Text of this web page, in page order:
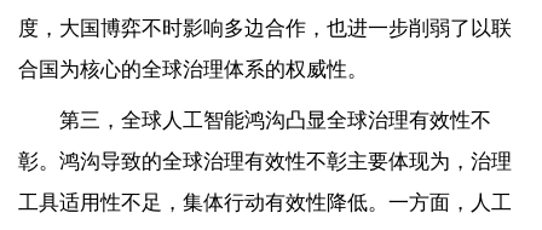
度，大国博弈不时影响多边合作，也进一步削弱了以联
合国为核心的全球治理体系的权威性。
第三，全球人工智能鸿沟凸显全球治理有效性不
彰。鸿沟导致的全球治理有效性不彰主要体现为，治理
工具适用性不足，集体行动有效性降低。一方面，人工